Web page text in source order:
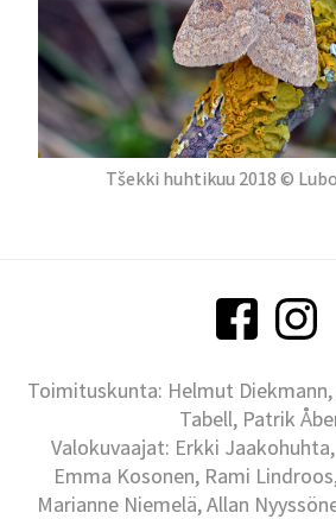
Tšekki huhtikuu 2018 ©
Toimituskunta: Helmut
Tabell, Patrik
Valokuvaajat: Erkki
Emma Kosonen, Rami
Marianne Niemelä, Allan